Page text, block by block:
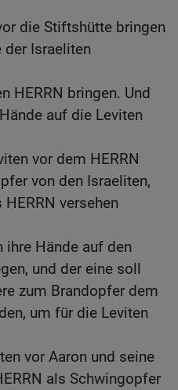
die Stiftshütte bringen
der Israeliten
HERRN bringen. Und
auf die Leviten
vor dem HERRN
von den Israeliten,
versehen
ihre Hände auf den
und der eine soll
zum Brandopfer dem
um für die Leviten
vor Aaron und seine
als Schwingopfer